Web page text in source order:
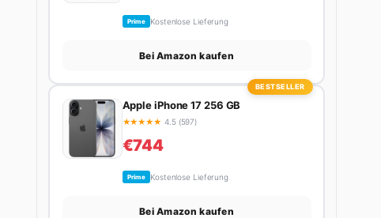
Prime Kostenlose Lieferung
Bei Amazon kaufen
BESTSELLER
Apple iPhone 17 256 GB
★★★★★ 4.5 (597)
€744
Prime Kostenlose Lieferung
Bei Amazon kaufen